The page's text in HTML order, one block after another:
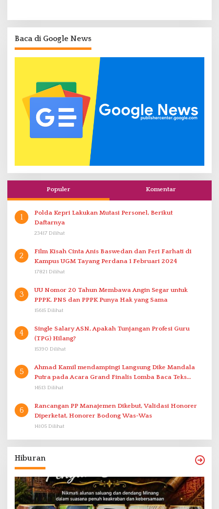
Baca di Google News
Populer Komentar
1
Polda Kepri Lakukan Mutasi Personel, Berikut
Daftarnya
23417 Dilihat
2
Film Kisah Cinta Anis Baswedan dan Feri Farhati di
Kampus UGM Tayang Perdana 1 Februari 2024
17821 Dilihat
3
UU Nomor 20 Tahun Membawa Angin Segar untuk
PPPK. PNS dan PPPK Punya Hak yang Sama
15615 Dilihat
4
Single Salary ASN, Apakah Tunjangan Profesi Guru
(TPG) Hilang?
15390 Dilihat
5
Ahmad Kamil mendampingi Langsung Dike Mandala
Putra pada Acara Grand Finalis Lomba Baca Teks
Proklamasi Mirip Bung Karno di Bali
14513 Dilihat
6
Rancangan PP Manajemen Dikebut, Validasi Honorer
Diperketat, Honorer Bodong Was-Was
14105 Dilihat
Hiburan